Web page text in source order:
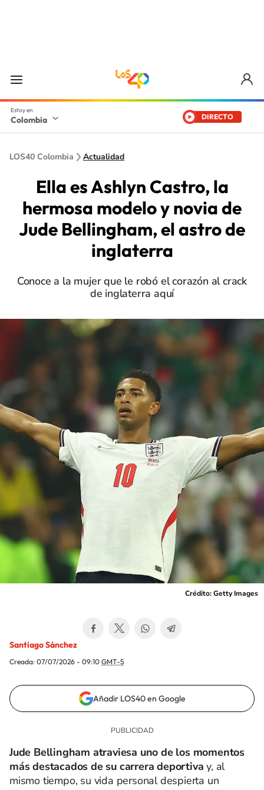
Colombia DIRECTO
LOS40 Colombia Actualidad
Ella es Ashlyn Castro, la
hermosa modelo y novia de
Jude Bellingham, el astro de
inglaterra
Conoce a la mujer que le robó el corazón al crack
de inglaterra aquí
Crédito: Getty Images
Santiago Sánchez
Creada: 07/07/2026 - 09:10 GMT-5
Añadir LOS40 en Google
Jude Bellingham atraviesa uno de los momentos
más destacados de su carrera deportiva y, al
mismo tiempo, su vida personal despierta un